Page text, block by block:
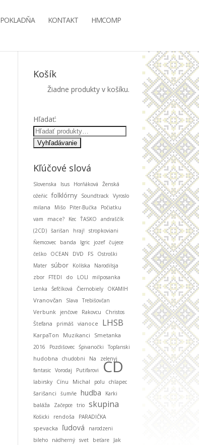
POKLADŇA KONTAKT HMCOMP
Košík
Žiadne produkty v košíku.
Hľadať:
Kľúčové slová
Slovenska Isus Horňáková
Ženská
ožeňic folklórny Soundtrack Vyroslo
milana
Mišo Piter-Bučka
Počiatku
vam
mace? Kec ŤASKO
andraščík
(2CD) šarišan hraj!
stropkoviani
Ňemcovec
banda Igric jozef čujece
češko
OCEAN DVD FS
Ostroški
Mater
súbor Kolíska
Narodilsja
zbor
FTEDI do LOLI
milposanka
Lenka
Šefčíková Čiernobiely OKAMIH
Vranovčan Slava
Trebišovčan
Verbunk
jenčove Rakovcu
Christos
Štefana
primáš vianoce LHSB
KarpaTon Muzikanci Smetanka
2016 Pozdišovec Śpivanočki Topľanski
hudobna chudobni Na
zelenyj
fantasic Vorodaj Putifarovi CD
labirsky Cínu Michal poľu
chlapec
šarišanci
šumňe hudba Karki
baláža Začepce trio skupina
Košicki rendoša PARADIČKA
spevacka ľudová
narodzeni
bileho
nádherný svet beťare Jak